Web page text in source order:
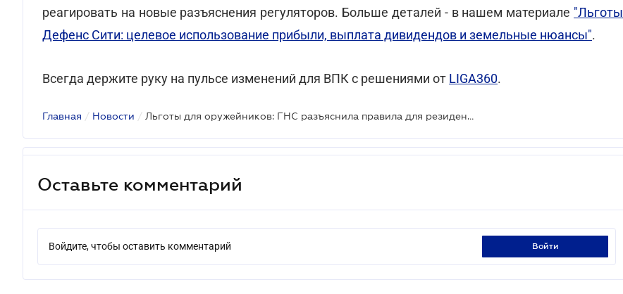
реагировать на новые разъяснения регуляторов. Больше деталей - в нашем материале "Льготы
Дефенс Сити: целевое использование прибыли, выплата дивидендов и земельные нюансы".
Всегда держите руку на пульсе изменений для ВПК с решениями от LIGA360.
Главная / Новости / Льготы для оружейников: ГНС разъяснила правила для резидентов Дефенс Сити
Оставьте комментарий
Войдите, чтобы оставить комментарий войти